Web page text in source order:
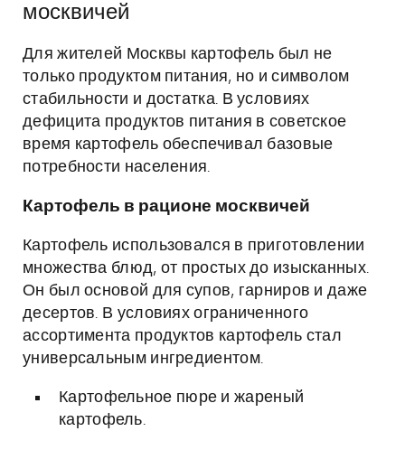
москвичей
Для жителей Москвы картофель был не
только продуктом питания, но и символом
стабильности и достатка. В условиях
дефицита продуктов питания в советское
время картофель обеспечивал базовые
потребности населения.
Картофель в рационе москвичей
Картофель использовался в приготовлении
множества блюд, от простых до изысканных.
Он был основой для супов, гарниров и даже
десертов. В условиях ограниченного
ассортимента продуктов картофель стал
универсальным ингредиентом.
Картофельное пюре и жареный
картофель.